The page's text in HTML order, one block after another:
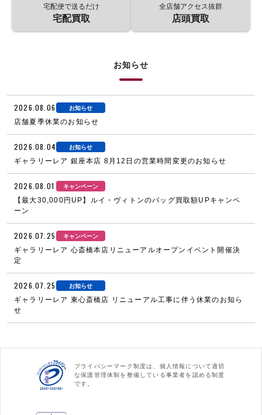
宅配便で送るだけ
宅配買取
全店舗アクセス抜群
店頭買取
お知らせ
2026.08.06 お知らせ
店舗夏季休業のお知らせ
2026.08.04 お知らせ
ギャラリーレア 銀座本店 8月12日の営業時間変更のお知らせ
2026.08.01 キャンペーン
【最大30,000円UP】ルイ・ヴィトンのバッグ買取額UPキャンペ
ーン
2026.07.25 キャンペーン
ギャラリーレア 心斎橋本店リニューアルオープンイベント開催決
定
2026.07.25 お知らせ
ギャラリーレア 東心斎橋店 リニューアル工事に伴う休業のお知ら
せ
プライバシーマーク制度は、個人情報について適切
な保護管理体制を整備している事業者を認める制度
です。